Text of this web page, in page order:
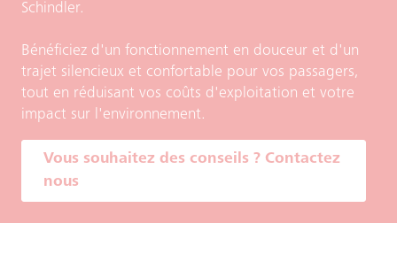
Schindler.
Bénéficiez d'un fonctionnement en douceur et d'un
trajet silencieux et confortable pour vos passagers,
tout en réduisant vos coûts d'exploitation et votre
impact sur l'environnement.
Vous souhaitez des conseils ? Contactez
nous